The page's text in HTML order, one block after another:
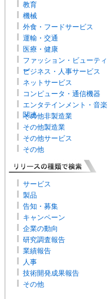
教育
機械
外食・フードサービス
運輸・交通
医療・健康
ファッション・ビューティ
ー
ビジネス・人事サービス
ネットサービス
コンピュータ・通信機器
エンタテインメント・音楽
関連
その他非製造業
その他製造業
その他サービス
その他
サービス
製品
告知・募集
キャンペーン
企業の動向
研究調査報告
業績報告
人事
技術開発成果報告
その他